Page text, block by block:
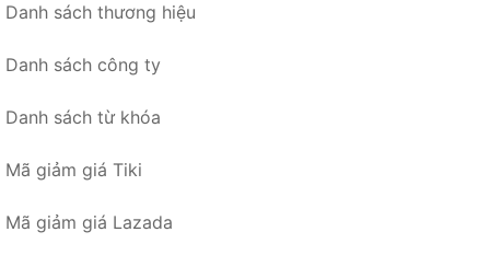
Danh sách thương hiệu
Danh sách công ty
Danh sách từ khóa
Mã giảm giá Tiki
Mã giảm giá Lazada